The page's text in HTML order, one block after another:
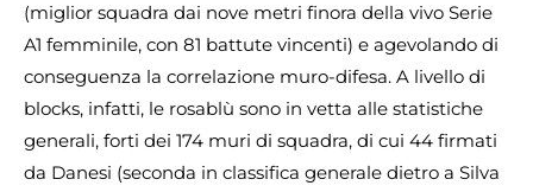
(miglior squadra dai nove metri finora della vivo Serie
A1 femminile, con 81 battute vincenti) e agevolando di
conseguenza la correlazione muro-difesa. A livello di
blocks, infatti, le rosablù sono in vetta alle statistiche
generali, forti dei 174 muri di squadra, di cui 44 firmati
da Danesi (seconda in classifica generale dietro a Silva